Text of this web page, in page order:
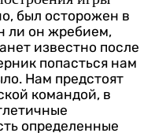
был осторожен в
ли он жребием,
известно после
попасться нам
Нам предстоят
командой, в
определенные